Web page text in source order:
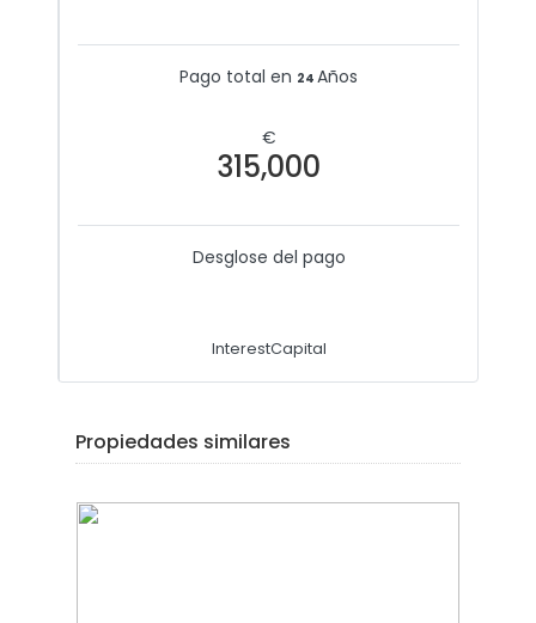
Pago total en 24 Años
€
315,000
Desglose del pago
InterestCapital
Propiedades similares